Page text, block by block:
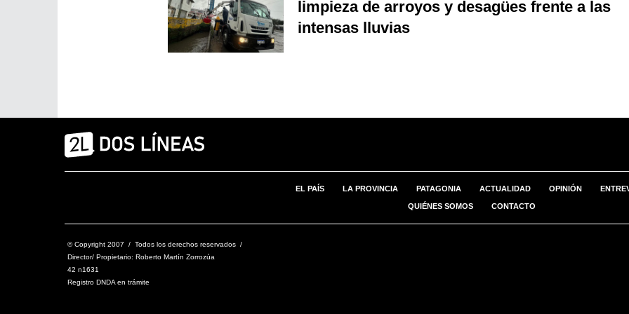
limpieza de arroyos y desagües frente a las
intensas lluvias
EL PAÍS LA PROVINCIA PATAGONIA ACTUALIDAD OPINIÓN
QUIÉNES SOMOS CONTACTO
© Copyright 2007 / Todos los derechos reservados /
Director/ Propietario: Roberto Martín Zorrozúa
42 n1631
Registro DNDA en trámite